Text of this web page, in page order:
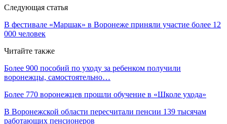
Следующая статья
В фестивале «Маршак» в Воронеже приняли участие более 12
000 человек
Читайте также
Более 900 пособий по уходу за ребенком получили
воронежцы, самостоятельно…
Более 770 воронежцев прошли обучение в «Школе ухода»
В Воронежской области пересчитали пенсии 139 тысячам
работающих пенсионеров